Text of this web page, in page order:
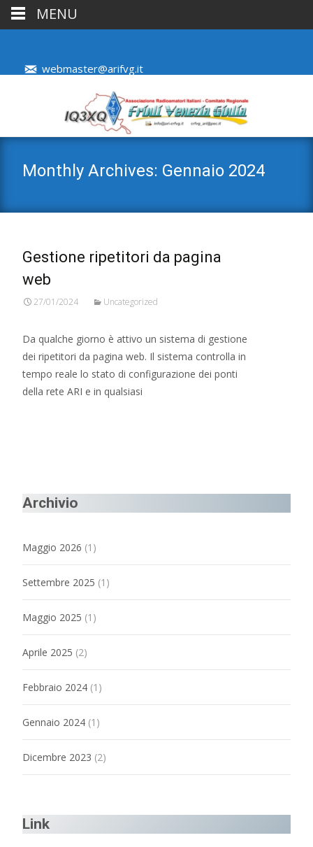
webmaster@arifvg.it
Monthly Archives: Gennaio 2024
Gestione ripetitori da pagina
web
27/01/2024 Uncategorized
Da qualche giorno è attivo un sistema di gestione
dei ripetitori da pagina web. Il sistema controlla in
tempo reale lo stato di configurazione dei ponti
della rete ARI e in qualsiasi
Archivio
Maggio 2026 (1)
Settembre 2025 (1)
Maggio 2025 (1)
Aprile 2025 (2)
Febbraio 2024 (1)
Gennaio 2024 (1)
Dicembre 2023 (2)
Link
MENU